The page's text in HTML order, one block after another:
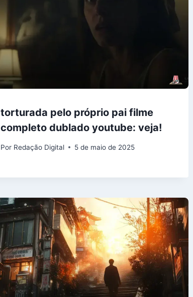
torturada pelo próprio pai filme
completo dublado youtube: veja!
Por Redação Digital 5 de maio de 2025